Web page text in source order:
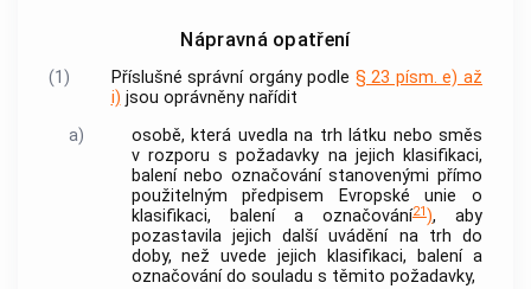
Nápravná opatření
(1) Příslušné správní orgány podle § 23 písm. e) až
i) jsou oprávněny nařídit
a)
osobě, která uvedla na trh látku nebo směs
v rozporu s požadavky na jejich klasifikaci,
balení nebo označování stanovenými přímo
použitelným předpisem Evropské unie o
klasifikaci, balení a označování21), aby
pozastavila jejich další uvádění na trh do
doby, než uvede jejich klasifikaci, balení a
označování do souladu s těmito požadavky,